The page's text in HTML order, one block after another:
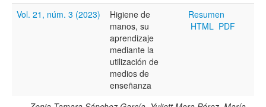
Vol. 21, núm. 3 (2023)
Higiene de
manos, su
aprendizaje
mediante la
utilización de
medios de
enseñanza
Resumen
HTML PDF